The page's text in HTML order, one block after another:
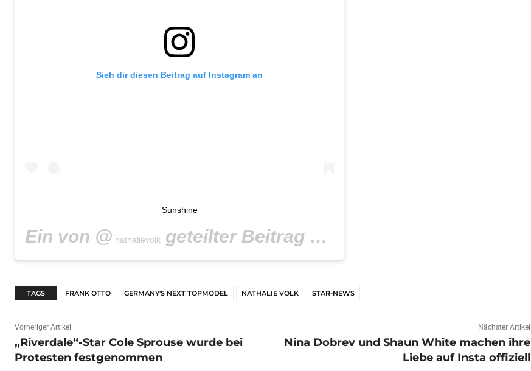
Sieh dir diesen Beitrag auf Instagram an
Sunshine
Ein von @ nathalievolk geteilter Beitrag am
TAGS FRANK OTTO GERMANY'S NEXT TOPMODEL NATHALIE VOLK STAR-NEWS
Vorheriger Artikel
„Riverdale“-Star Cole Sprouse wurde bei
Protesten festgenommen
Nächster Artikel
Nina Dobrev und Shaun White machen ihre
Liebe auf Insta offiziell